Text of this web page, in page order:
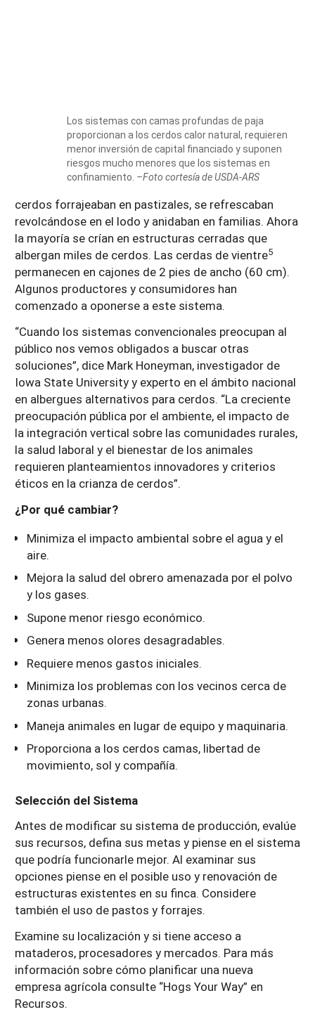
Los sistemas con camas profundas de paja
proporcionan a los cerdos calor natural, requieren
menor inversión de capital financiado y suponen
riesgos mucho menores que los sistemas en
confinamiento. –Foto cortesía de USDA-ARS
cerdos forrajeaban en pastizales, se refrescaban
revolcándose en el lodo y anidaban en familias. Ahora
la mayoría se crían en estructuras cerradas que
albergan miles de cerdos. Las cerdas de vientre5
permanecen en cajones de 2 pies de ancho (60 cm).
Algunos productores y consumidores han
comenzado a oponerse a este sistema.
“Cuando los sistemas convencionales preocupan al
público nos vemos obligados a buscar otras
soluciones”, dice Mark Honeyman, investigador de
Iowa State University y experto en el ámbito nacional
en albergues alternativos para cerdos. “La creciente
preocupación pública por el ambiente, el impacto de
la integración vertical sobre las comunidades rurales,
la salud laboral y el bienestar de los animales
requieren planteamientos innovadores y criterios
éticos en la crianza de cerdos”.
¿Por qué cambiar?
Minimiza el impacto ambiental sobre el agua y el
aire.
Mejora la salud del obrero amenazada por el polvo
y los gases.
Supone menor riesgo económico.
Genera menos olores desagradables.
Requiere menos gastos iniciales.
Minimiza los problemas con los vecinos cerca de
zonas urbanas.
Maneja animales en lugar de equipo y maquinaria.
Proporciona a los cerdos camas, libertad de
movimiento, sol y compañía.
Selección del Sistema
Antes de modificar su sistema de producción, evalúe
sus recursos, defina sus metas y piense en el sistema
que podría funcionarle mejor. Al examinar sus
opciones piense en el posible uso y renovación de
estructuras existentes en su finca. Considere
también el uso de pastos y forrajes.
Examine su localización y si tiene acceso a
mataderos, procesadores y mercados. Para más
información sobre cómo planificar una nueva
empresa agrícola consulte “Hogs Your Way” en
Recursos.